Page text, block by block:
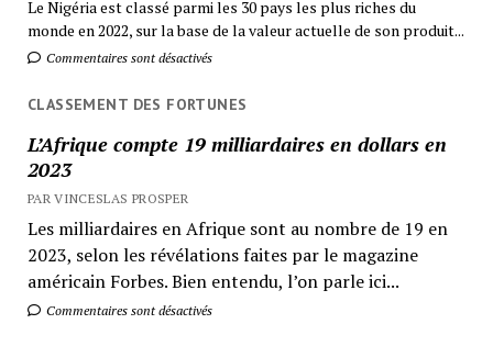
Le Nigéria est classé parmi les 30 pays les plus riches du
monde en 2022, sur la base de la valeur actuelle de son produit...
Commentaires sont désactivés
CLASSEMENT DES FORTUNES
L’Afrique compte 19 milliardaires en dollars en
2023
PAR VINCESLAS PROSPER
Les milliardaires en Afrique sont au nombre de 19 en
2023, selon les révélations faites par le magazine
américain Forbes. Bien entendu, l’on parle ici...
Commentaires sont désactivés